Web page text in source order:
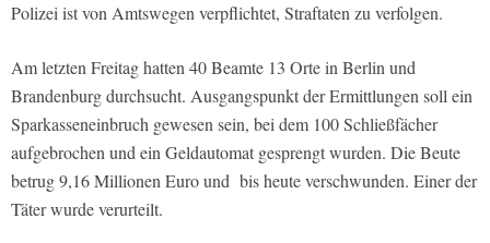
Polizei ist von Amtswegen verpflichtet, Straftaten zu verfolgen.
Am letzten Freitag hatten 40 Beamte 13 Orte in Berlin und
Brandenburg durchsucht. Ausgangspunkt der Ermittlungen soll ein
Sparkasseneinbruch gewesen sein, bei dem 100 Schließfächer
aufgebrochen und ein Geldautomat gesprengt wurden. Die Beute
betrug 9,16 Millionen Euro und bis heute verschwunden. Einer der
Täter wurde verurteilt.